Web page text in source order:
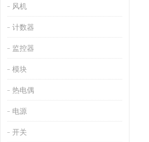
风机
计数器
监控器
模块
热电偶
电源
开关